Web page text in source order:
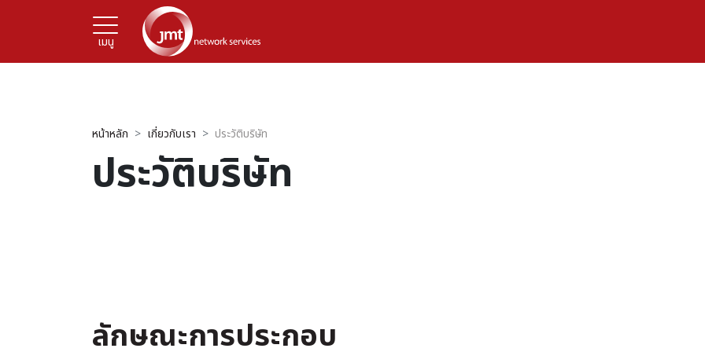
เมนู
หน้าหลัก เกี่ยวกับเรา ประวัติบริษัท
ประวัติบริษัท
ลักษณะการประกอบ